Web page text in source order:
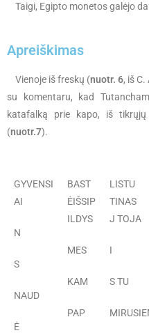
Taigi, Egipto monetos galėjo
Apreiškimas
Vienoje iš freskų (nuotr. 6, iš
su komentaru, kad
katafalką prie kapo, iš
(nuotr.7).
GYVENSI
AI
N
S
NAUD
Ė
BAST
ĖIŠSIP
ILDYS
MES
KAM
PAP
LISTU
TINAS
J TOJA
I
S TU